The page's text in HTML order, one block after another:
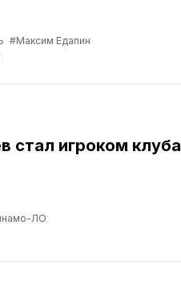
#Максим Едапин
стал игроком клуба
ЛО